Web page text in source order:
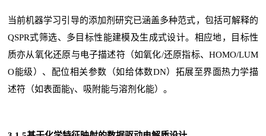
当前机器学习引导的添加剂研究已涵盖多种范式，包括可解释的
QSPR式筛选、多目标性能建模及生成式设计。相应地，目标性
质亦从氧化还原与电子描述符（如氧化/还原指标、HOMO/LUM
O能级）、配位相关参数（如给体数DN）拓展至界面热力学描
述符（如表面能γ、吸附能与溶剂化能）。